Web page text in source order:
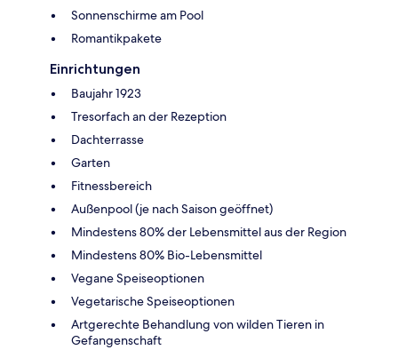
Sonnenschirme am Pool
Romantikpakete
Einrichtungen
Baujahr 1923
Tresorfach an der Rezeption
Dachterrasse
Garten
Fitnessbereich
Außenpool (je nach Saison geöffnet)
Mindestens 80% der Lebensmittel aus der Region
Mindestens 80% Bio-Lebensmittel
Vegane Speiseoptionen
Vegetarische Speiseoptionen
Artgerechte Behandlung von wilden Tieren in
Gefangenschaft